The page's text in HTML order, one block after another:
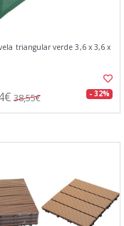
triangular verde 3,6 x 3,6 x
38,55€ - 32%